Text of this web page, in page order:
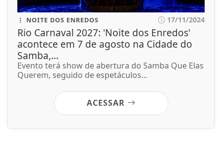
NOITE DOS ENREDOS 17/11/2024
Rio Carnaval 2027: 'Noite dos Enredos'
acontece em 7 de agosto na Cidade do
Samba,...
Evento terá show de abertura do Samba Que Elas
Querem, seguido de espetáculos...
ACESSAR